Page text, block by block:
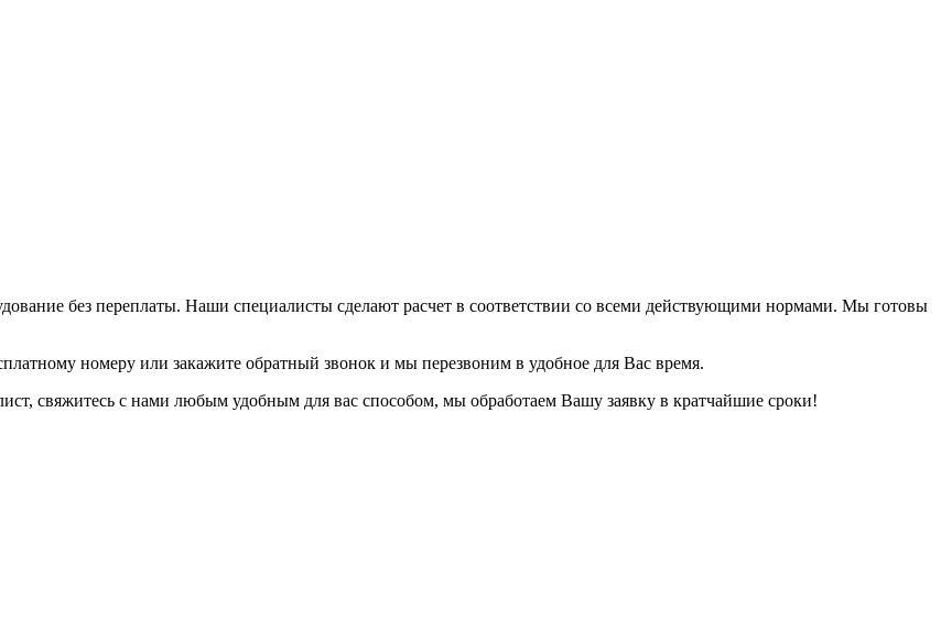
без переплаты. Наши специалисты сделают расчет в соответствии со всеми действующими нормами. Мы готовы
номеру или закажите обратный звонок и мы перезвоним в удобное для Вас время.
свяжитесь с нами любым удобным для вас способом, мы обработаем Вашу заявку в кратчайшие сроки!